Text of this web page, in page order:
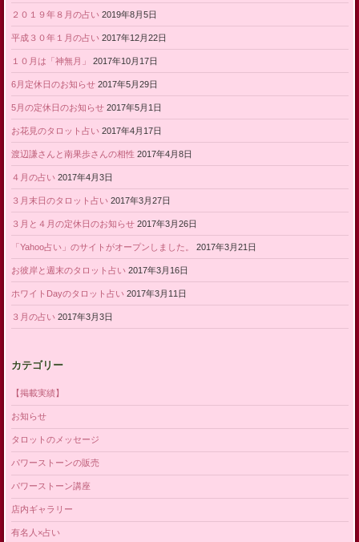
２０１９年８月の占い 2019年8月5日
平成３０年１月の占い 2017年12月22日
１０月は「神無月」 2017年10月17日
6月定休日のお知らせ 2017年5月29日
5月の定休日のお知らせ 2017年5月1日
お花見のタロット占い 2017年4月17日
渡辺謙さんと南果歩さんの相性 2017年4月8日
４月の占い 2017年4月3日
３月末日のタロット占い 2017年3月27日
３月と４月の定休日のお知らせ 2017年3月26日
「Yahoo占い」のサイトがオープンしました。 2017年3月21日
お彼岸と週末のタロット占い 2017年3月16日
ホワイトDayのタロット占い 2017年3月11日
３月の占い 2017年3月3日
カテゴリー
【掲載実績】
お知らせ
タロットのメッセージ
パワーストーンの販売
パワーストーン講座
店内ギャラリー
有名人×占い